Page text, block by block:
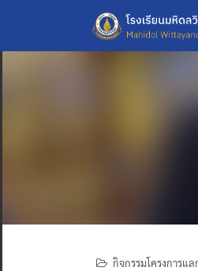
content
กิจกรรมโครงการแ